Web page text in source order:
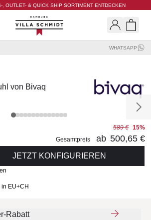
, OUTLET- & QUICK SHIP SORTIMENT ENTDECKEN
Villa Schmidt
WHATSAPP
von Bivaq
589 € 15%
Gesamtpreis
ab 500,65 €
JETZT KONFIGURIEREN
EU+CH
Rabatt